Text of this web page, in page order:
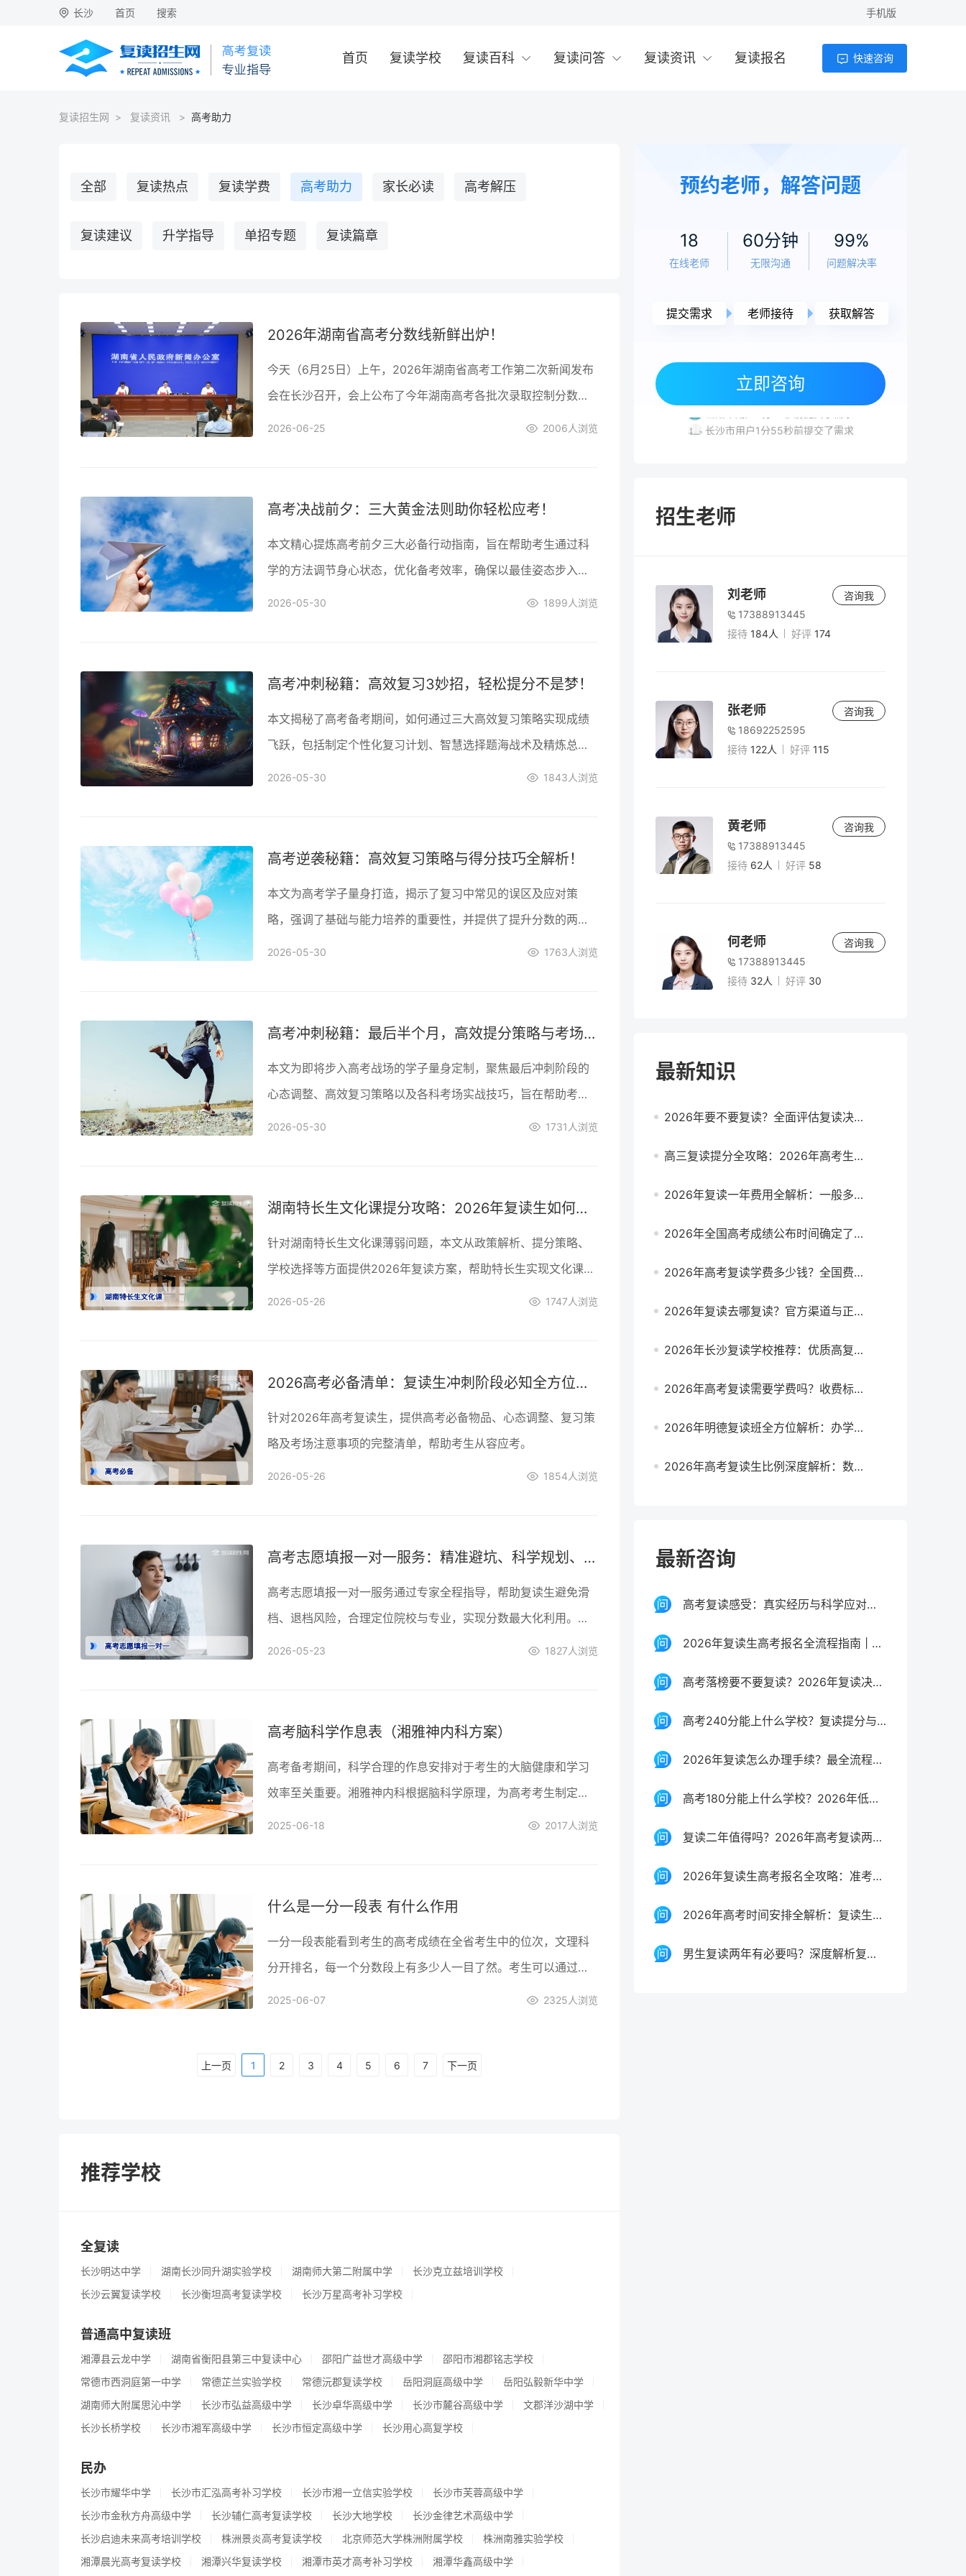
长沙 首页 搜索 手机版
首页 复读学校 复读百科 复读问答 复读资讯 复读报名 快速咨询
复读招生网 > 复读资讯 > 高考助力
全部 复读热点 复读学费 高考助力 家长必读 高考解压
复读建议 升学指导 单招专题 复读篇章
2026年湖南省高考分数线新鲜出炉！
今天（6月25日）上午，2026年湖南省高考工作第二次新闻发布
会在长沙召开，会上公布了今年湖南高考各批次录取控制分数
线。其中，历史类本科线为446分，物理类本科线为400分，高
日进行。
2026-06-25 2006 人浏览
高考决战前夕：三大黄金法则助你轻松应考！
本文精心提炼高考前夕三大必备行动指南，旨在帮助考生通过科
学的方法调节身心状态，优化备考效率，确保以最佳姿态步入考
场，实现梦想飞跃。
2026-05-30 1899 人浏览
高考冲刺秘籍：高效复习3妙招，轻松提分不是梦！
本文揭秘了高考备考期间，如何通过三大高效复习策略实现成绩
飞跃，包括制定个性化复习计划、智慧选择题海战术及精炼总结
归纳技巧，助力考生在有限时间里最大限度提升自我，迈向理想
2026-05-30 1843 人浏览
高考逆袭秘籍：高效复习策略与得分技巧全解析！
本文为高考学子量身打造，揭示了复习中常见的误区及应对策
略，强调了基础与能力培养的重要性，并提供了提升分数的两大
实战技巧，助力考生在有限时间内实现成绩飞跃。
2026-05-30 1763 人浏览
高考冲刺秘籍：最后半个月，高效提分策略与考场夺分技巧全攻略！
本文为即将步入高考战场的学子量身定制，聚焦最后冲刺阶段的
心态调整、高效复习策略以及各科考场实战技巧，旨在帮助考生
在短时间内实现自我超越，自信迈向理想学府。
2026-05-30 1731 人浏览
湖南特长生文化课提分攻略：2026年复读生如何高效冲刺？
针对湖南特长生文化课薄弱问题，本文从政策解析、提分策略、
学校选择等方面提供2026年复读方案，帮助特长生实现文化课突
破。
2026-05-26 1747 人浏览
2026高考必备清单：复读生冲刺阶段必知全方位指南
针对2026年高考复读生，提供高考必备物品、心态调整、复习策
略及考场注意事项的完整清单，帮助考生从容应考。
2026-05-26 1854 人浏览
高考志愿填报一对一服务：精准避坑、科学规划、助力复读生高效提档
高考志愿填报一对一服务通过专家全程指导，帮助复读生避免滑
档、退档风险，合理定位院校与专业，实现分数最大化利用。本
文详解服务流程、核心价值及常见误区。
2026-05-23 1827 人浏览
高考脑科学作息表（湘雅神内科方案）
高考备考期间，科学合理的作息安排对于考生的大脑健康和学习
效率至关重要。湘雅神内科根据脑科学原理，为高考考生制定了
一份科学的作息表，旨在帮助考生在备考期间保持最佳的学习状
2025-06-18 2017 人浏览
什么是一分一段表 有什么作用
一分一段表能看到考生的高考成绩在全省考生中的位次，文理科
分开排名，每一个分数段上有多少人一目了然。考生可以通过查
询自己的位次，参考往年各院校及专业的录取位次选择报考的院
2025-06-07 2325 人浏览
上一页 1 2 3 4 5 6 7 下一页
预约老师，解答问题
18
在线老师
60分钟
无限沟通
99%
问题解决率
提交需求 老师接待 获取解答
立即咨询
长沙市用户3分22秒前提交了需求
岳阳市用户8分27秒前提交了需求
长沙市用户1分55秒前提交了需求
招生老师
刘老师
17388913445
接待 184人 好评 174
咨询我
张老师
18692252595
接待 122人 好评 115
咨询我
黄老师
17388913445
接待 62人 好评 58
咨询我
何老师
17388913445
接待 32人 好评 30
咨询我
最新知识
2026年要不要复读？全面评估复读决策的关键因素与行动指南
高三复读提分全攻略：2026年高考生如何高效冲刺？
2026年复读一年费用全解析：一般多少？影响因素与省钱攻略
2026年全国高考成绩公布时间确定了吗？附各省查询入口与复读决策指南
2026年高考复读学费多少钱？全国费用标准与择校避坑指南
2026年复读去哪复读？官方渠道与正规机构全攻略
2026年长沙复读学校推荐：优质高复班全解析与择校指南
2026年高考复读需要学费吗？收费标准与分段收费模式详解
2026年明德复读班全方位解析：办学优势、提分策略与报考指南
2026年高考复读生比例深度解析：数据趋势、原因与理性决策指南
最新咨询
高考复读感受：真实经历与科学应对指南（2026年）
2026年复读生高考报名全流程指南 | 官方政策与实操步骤
高考落榜要不要复读？2026年复读决策全面分析与规划指南
高考240分能上什么学校？复读提分与低分择校全攻略
2026年复读怎么办理手续？最全流程与材料清单（附避坑指南）
高考180分能上什么学校？2026年低分考生出路与复读规划
复读二年值得吗？2026年高考复读两年规划与风险全解析
2026年复读生高考报名全攻略：准考证获取与注意事项
2026年高考时间安排全解析：复读生如何把握关键节点？
男生复读两年有必要吗？深度解析复读两年的价值、风险与决策指南（2026届参考）
推荐学校
全复读
长沙明达中学 湖南长沙同升湖实验学校 湖南师大第二附属中学
长沙克立兹培训学校
长沙云翼复读学校
长沙衡坦高考复读学校 长沙万星高考补习学校
普通高中复读班
湘潭县云龙中学 湖南省衡阳县第三中复读中心 邵阳广益世才高级中学
邵阳市湘郡铭志学校
常德市西洞庭第一中学
常德芷兰实验学校 常德沅郡复读学校 岳阳洞庭高级中学
岳阳弘毅新华中学
湖南师大附属思沁中学
长沙市弘益高级中学 长沙卓华高级中学 长沙市麓谷高级中学
文郡洋沙湖中学
长沙长桥学校
长沙市湘军高级中学 长沙市恒定高级中学 长沙用心高复学校
民办
长沙市耀华中学 长沙市汇泓高考补习学校 长沙市湘一立信实验学校
长沙市芙蓉高级中学
长沙市金秋方舟高级中学
长沙辅仁高考复读学校 长沙大地学校
长沙金律艺术高级中学
长沙启迪未来高考培训学校
株洲景炎高考复读学校 北京师范大学株洲附属学校
株洲南雅实验学校
湘潭晨光高考复读学校
湘潭兴华复读学校 湘潭市英才高考补习学校 湘潭华鑫高级中学